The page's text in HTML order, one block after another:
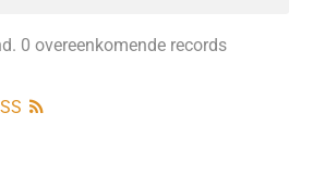
0 overeenkomende records